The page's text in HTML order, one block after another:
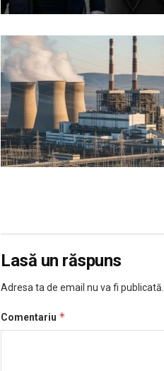
Lasă un răspuns
Adresa ta de email nu va fi publicată.
Comentariu *